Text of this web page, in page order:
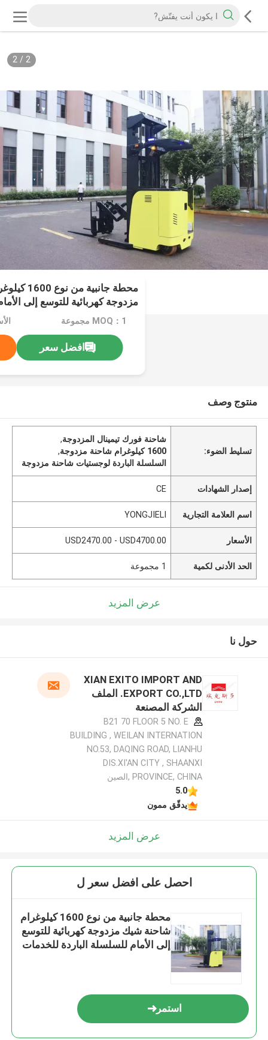
2
/
2
محطة
مزدوجة كهربائية للتوسع إلى
للخدمات اللوجستية وميناء تيمينال
MOQ：1 مجموعة
افضل سعر
منتوج وصف
تسليط الضوء:
شاحنة فورك تيمينال المزدوجة,
1600 كيلوغرام شاحنة مزدوجة
,
السلسلة الباردة لوجستيات شاحنة مزدوجة
إصدار الشهادات CE
اسم العلامة التجارية YONGJIELI
الأسعار USD2470.00 - USD4700.00
الحد الأدنى لكمية 1 مجموعة
عرض المزيد
حول نا
XIAN EXITO IMPORT AND
EXPORT CO.,LTD. الملف
الشركة المصنعة
B21 70 FLOOR 5 NO. E
BUILDING , WEILAN INTERNATION
NO.53, DAQING ROAD, LIANHU
DIS.XI'AN CITY , SHAANXI
PROVINCE, CHINA ,الصين
5.0
يدقّق ممون
عرض المزيد
احصل على افضل سعر ل
محطة جانبية من نوع 1600 كيلوغرام
شاحنة شيك مزدوجة كهربائية للتوسع
إلى الأمام للسلسلة الباردة للخدمات
استمر